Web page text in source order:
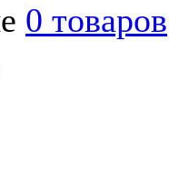
0 товаров